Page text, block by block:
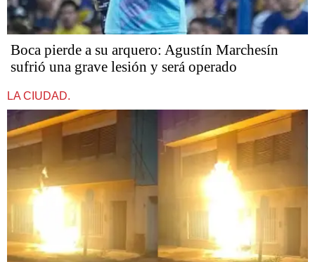
Boca pierde a su arquero: Agustín Marchesín
sufrió una grave lesión y será operado
LA CIUDAD.